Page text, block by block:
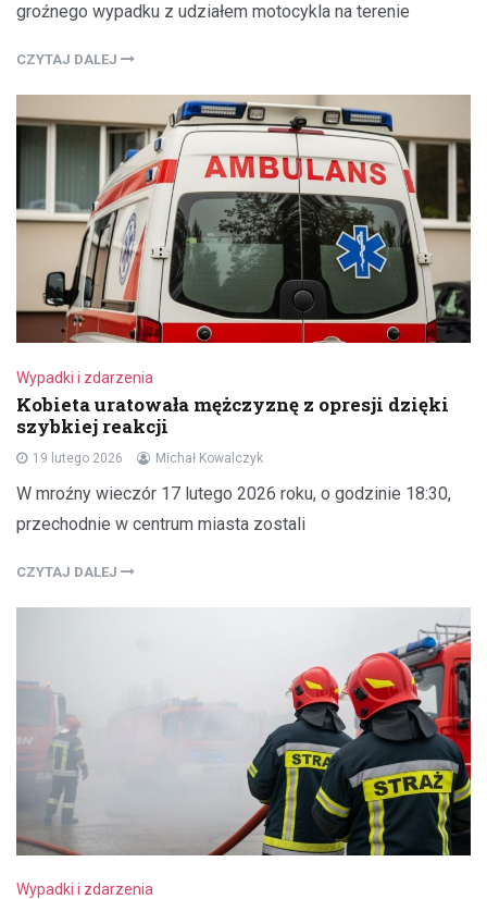
groźnego wypadku z udziałem motocykla na terenie
CZYTAJ DALEJ
Wypadki i zdarzenia
Kobieta uratowała mężczyznę z opresji dzięki
szybkiej reakcji
19 lutego 2026 Michał Kowalczyk
W mroźny wieczór 17 lutego 2026 roku, o godzinie 18:30,
przechodnie w centrum miasta zostali
CZYTAJ DALEJ
Wypadki i zdarzenia